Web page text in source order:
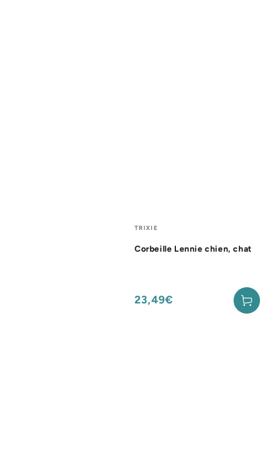
Fournisseur:
TRIXIE
Corbeille Lennie chien, chat
Prix
23,49€